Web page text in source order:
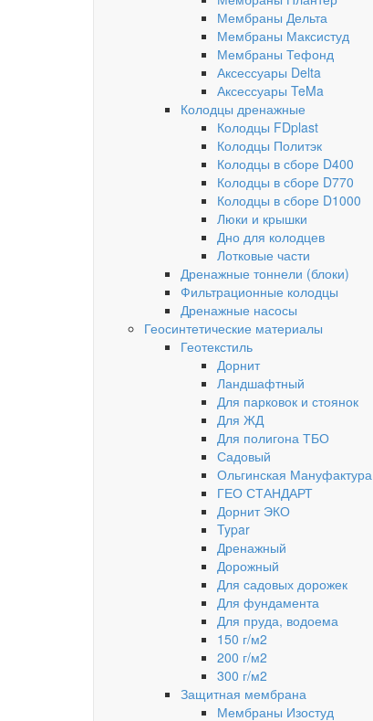
Мембраны Дельта
Мембраны Максистуд
Мембраны Тефонд
Аксессуары Delta
Аксессуары TeMa
Колодцы дренажные
Колодцы FDplast
Колодцы Политэк
Колодцы в сборе D400
Колодцы в сборе D770
Колодцы в сборе D1000
Люки и крышки
Дно для колодцев
Лотковые части
Дренажные тоннели (блоки)
Фильтрационные колодцы
Дренажные насосы
Геосинтетические материалы
Геотекстиль
Дорнит
Ландшафтный
Для парковок и стоянок
Для ЖД
Для полигона ТБО
Садовый
Ольгинская Мануфактура
ГЕО СТАНДАРТ
Дорнит ЭКО
Typar
Дренажный
Дорожный
Для садовых дорожек
Для фундамента
Для пруда, водоема
150 г/м2
200 г/м2
300 г/м2
Защитная мембрана
Мембраны Изостуд